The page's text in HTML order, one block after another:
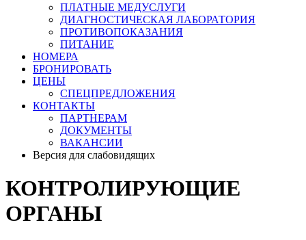
ПЛАТНЫЕ МЕДУСЛУГИ
ДИАГНОСТИЧЕСКАЯ ЛАБОРАТОРИЯ
ПРОТИВОПОКАЗАНИЯ
ПИТАНИЕ
НОМЕРА
БРОНИРОВАТЬ
ЦЕНЫ
СПЕЦПРЕДЛОЖЕНИЯ
КОНТАКТЫ
ПАРТНЕРАМ
ДОКУМЕНТЫ
ВАКАНСИИ
Версия для слабовидящих
КОНТРОЛИРУЮЩИЕ
ОРГАНЫ